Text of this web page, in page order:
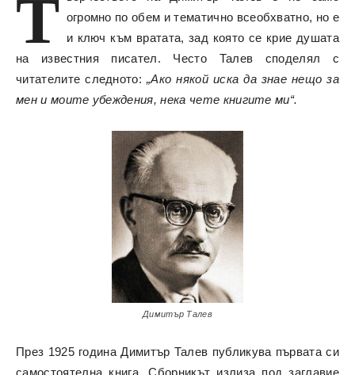
огромно по обем и тематично всеобхватно, но е
и ключ към вратата, зад която се крие душата
на известния писател. Често Талев споделял с
читателите следното:„Ако някой иска да знае нещо за
мен и моите убеждения, нека чете книгите ми“.
Димитър Талев
През 1925 година Димитър Талев публикува първата си
самостоятелна книга. Сборникът излиза под заглавие